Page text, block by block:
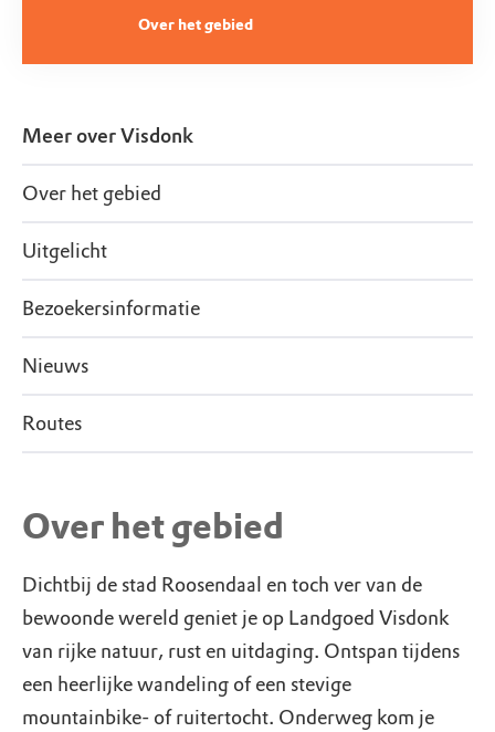
Over het gebied
Meer overVisdonk
Over het gebied
Uitgelicht
Bezoekersinformatie
Nieuws
Routes
Over het gebied
Dichtbij de stad Roosendaal en toch ver van de
bewoonde wereld geniet je op Landgoed Visdonk
van rijke natuur, rust en uitdaging. Ontspan tijdens
een heerlijke wandeling of een stevige
mountainbike- of ruitertocht. Onderweg kom je